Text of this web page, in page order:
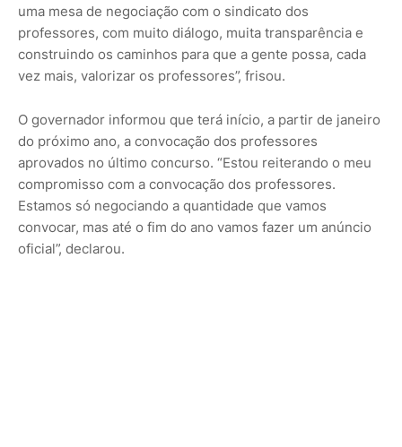
uma mesa de negociação com o sindicato dos
professores, com muito diálogo, muita transparência e
construindo os caminhos para que a gente possa, cada
vez mais, valorizar os professores”, frisou.
O governador informou que terá início, a partir de janeiro
do próximo ano, a convocação dos professores
aprovados no último concurso. “Estou reiterando o meu
compromisso com a convocação dos professores.
Estamos só negociando a quantidade que vamos
convocar, mas até o fim do ano vamos fazer um anúncio
oficial”, declarou.